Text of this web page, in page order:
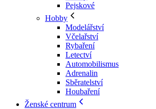
Pejskové
Hobby
Modelářství
Včelařství
Rybaření
Letectví
Automobilismus
Adrenalin
Sběratelství
Houbaření
Ženské centrum